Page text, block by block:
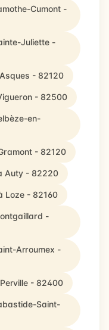
Cumont -
Juliette -
- 82120
- 82500
en-
- 82120
Auty - 82220
Loze - 82160
-
Arroumex -
- 82400
Saint-